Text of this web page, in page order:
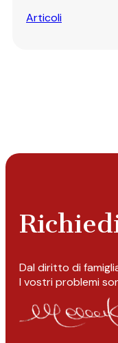
Articoli
Dal diritto di
I vostri problemi